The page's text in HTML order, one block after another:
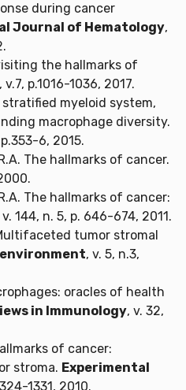
during cancer
Journal of Hematology,
the hallmarks of
, v.7, p.1016-1036, 2017.
stratified myeloid system,
macrophage diversity.
6, 2015.
The hallmarks of cancer.
R.A. The hallmarks of cancer:
v. 144, n. 5, p. 646-674, 2011.
tumor stromal
, v. 5, n.3,
oracles of health
in Immunology, v. 32,
of cancer:
stroma. Experimental
1331, 2010.